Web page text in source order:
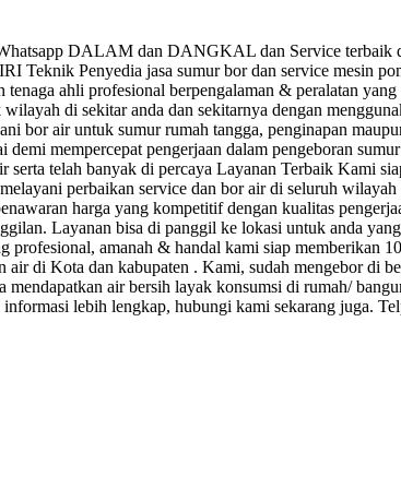
DALAM dan DANGKAL dan Service
Penyedia jasa sumur bor dan service mesin
ahli profesional berpengalaman & peralatan
di sekitar anda dan sekitarnya dengan
bor air untuk sumur rumah tangga, penginapan
demi mempercepat pengerjaan dalam pengeboran
serta telah banyak di percaya Layanan Terbaik Kami
perbaikan service dan bor air di seluruh
harga yang kompetitif dengan kualitas
Layanan bisa di panggil ke lokasi untuk anda
profesional, amanah & handal kami siap
air di Kota dan kabupaten . Kami, sudah mengebor di
air bersih layak konsumsi di rumah/
lebih lengkap, hubungi kami sekarang juga.